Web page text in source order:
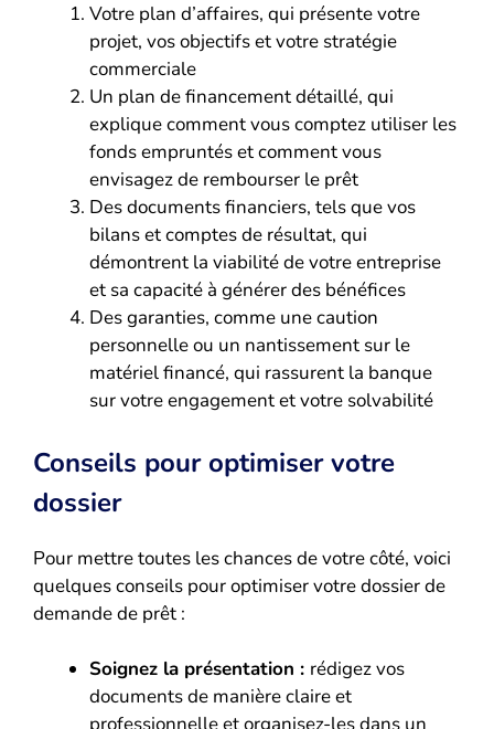
Votre plan d’affaires, qui présente votre
projet, vos objectifs et votre stratégie
commerciale
Un plan de financement détaillé, qui
explique comment vous comptez utiliser les
fonds empruntés et comment vous
envisagez de rembourser le prêt
Des documents financiers, tels que vos
bilans et comptes de résultat, qui
démontrent la viabilité de votre entreprise
et sa capacité à générer des bénéfices
Des garanties, comme une caution
personnelle ou un nantissement sur le
matériel financé, qui rassurent la banque
sur votre engagement et votre solvabilité
Conseils pour optimiser votre
dossier
Pour mettre toutes les chances de votre côté, voici
quelques conseils pour optimiser votre dossier de
demande de prêt :
Soignez la présentation : rédigez vos
documents de manière claire et